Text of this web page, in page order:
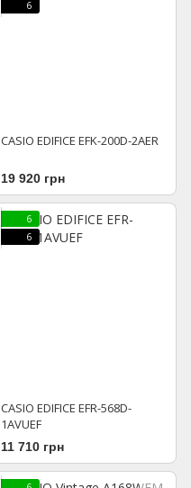
6
CASIO EDIFICE EFK-200D-2AER
19 920 грн
6
6
CASIO EDIFICE EFR-568D-
1AVUEF
11 710 грн